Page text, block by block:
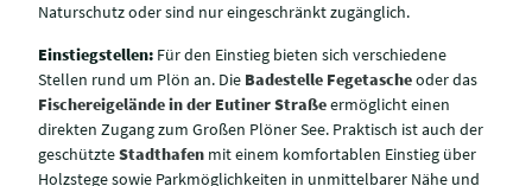
Naturschutz oder sind nur eingeschränkt zugänglich.
Einstiegstellen: Für den Einstieg bieten sich verschiedene
Stellen rund um Plön an. Die Badestelle Fegetascheoder das
Fischereigelände in der Eutiner Straßeermöglicht einen
direkten Zugang zum Großen Plöner See. Praktisch ist auch der
geschützteStadthafen mit einem komfortablen Einstieg über
Holzstege sowie Parkmöglichkeiten in unmittelbarer Nähe und